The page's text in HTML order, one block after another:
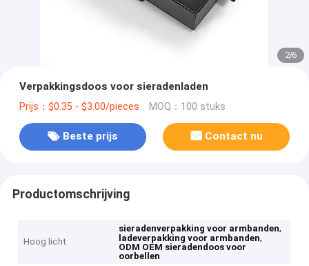
2/6
Verpakkingsdoos voor sieradenladen
Prijs：$0.35 - $3.00/pieces MOQ：100 stuks
Beste prijs Contact nu
Productomschrijving
Hoog licht
sieradenverpakking voor armbanden,
ladeverpakking voor armbanden,
ODM OEM sieradendoos voor
oorbellen